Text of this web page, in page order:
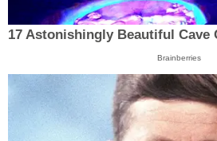
17 Astonishingly Beautiful Cave
Brainberries